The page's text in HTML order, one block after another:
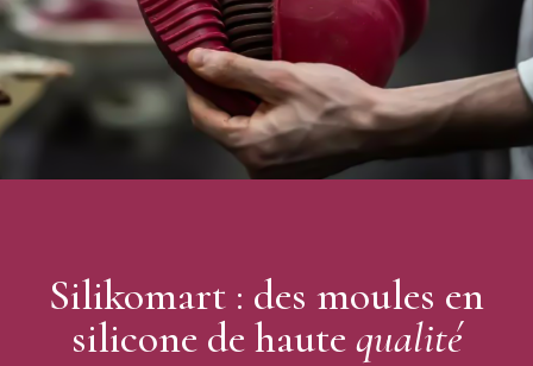
Résiste aux températures de –60 à +230°C
Compatible : réfrigérateur, congélateur, four, lave-vaisselle
Origine : Italie
Marque : Silikomart
Silikomart : des moules en
silicone de hautequalité